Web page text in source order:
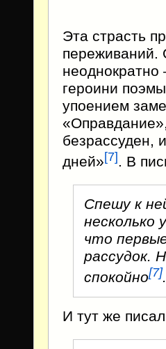
Эта страсть
переживаний.
героини
упоением
безрассуден,
дней»[7]. В
Спешу к
несколько
что
рассудок.
спокойно[7].
И тут же